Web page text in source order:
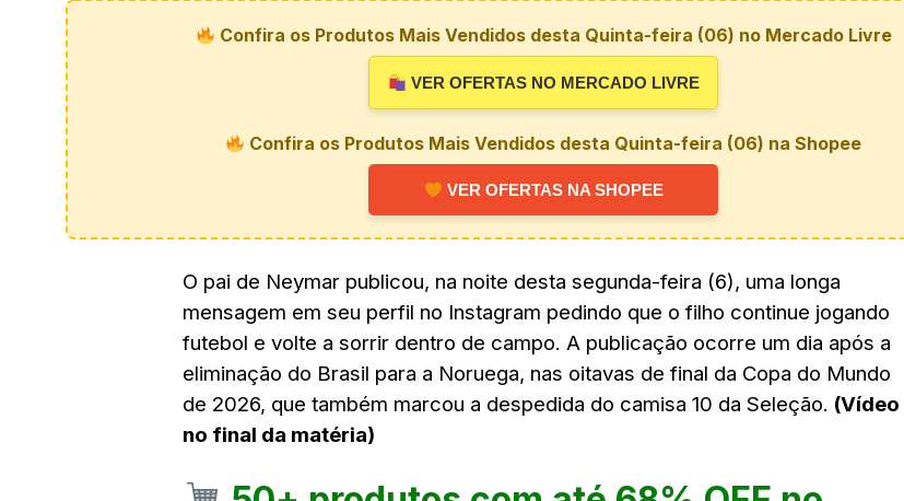
Confira os Produtos Mais Vendidos desta Quinta-feira (06) no Mercado Livre
VER OFERTAS NO MERCADO LIVRE
Confira os Produtos Mais Vendidos desta Quinta-feira (06) na Shopee
VER OFERTAS NA SHOPEE
O pai de Neymar publicou, na noite desta segunda-feira (6), uma longa
mensagem em seu perfil no Instagram pedindo que o filho continue jogando
futebol e volte a sorrir dentro de campo. A publicação ocorre um dia após a
eliminação do Brasil para a Noruega, nas oitavas de final da Copa do Mundo
de 2026, que também marcou a despedida do camisa 10 da Seleção. (Vídeo
no final da matéria)